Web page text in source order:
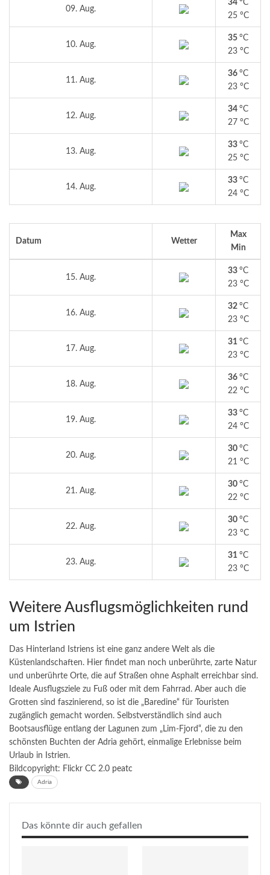
09. Aug.
34 °C
25 °C
10. Aug.
35 °C
23 °C
11. Aug.
36 °C
23 °C
12. Aug.
34 °C
27 °C
13. Aug.
33 °C
25 °C
14. Aug.
33 °C
24 °C
Datum Wetter
Max
Min
15. Aug.
33 °C
23 °C
16. Aug.
32 °C
23 °C
17. Aug.
31 °C
23 °C
18. Aug.
36 °C
22 °C
19. Aug.
33 °C
24 °C
20. Aug.
30 °C
21 °C
21. Aug.
30 °C
22 °C
22. Aug.
30 °C
23 °C
23. Aug.
31 °C
23 °C
Weitere Ausflugsmöglichkeiten rund
um Istrien
Das Hinterland Istriens ist eine ganz andere Welt als die
Küstenlandschaften. Hier findet man noch unberührte, zarte Natur
und unberührte Orte, die auf Straßen ohne Asphalt erreichbar sind.
Ideale Ausflugsziele zu Fuß oder mit dem Fahrrad. Aber auch die
Grotten sind faszinierend, so ist die „Baredine“ für Touristen
zugänglich gemacht worden. Selbstverständlich sind auch
Bootsausflüge entlang der Lagunen zum „Lim-Fjord“, die zu den
schönsten Buchten der Adria gehört, einmalige Erlebnisse beim
Urlaub in Istrien.
Bildcopyright: Flickr CC 2.0 peatc
Adria
Das könnte dir auch gefallen